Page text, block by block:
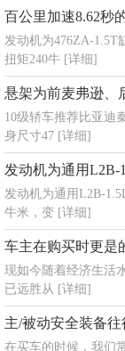
百公里加速8.62秒
发动机为476ZA-1.5T
扭矩240牛 [详细]
悬架为前麦弗逊、
10级轿车推荐比亚迪
身尺寸47 [详细]
发动机为通用L2B-
发动机为通用L2B-
牛米，变 [详细]
车主在购买时更是
现如今随着经济生活
已远胜从 [详细]
主/被动安全装备
在买车的时候，我们